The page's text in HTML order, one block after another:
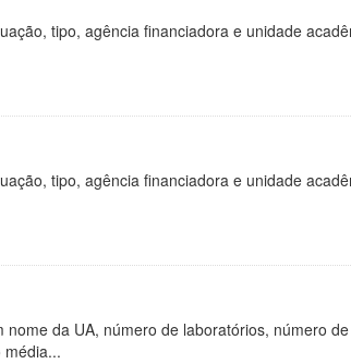
tipo, agência financiadora e unidade
tipo, agência financiadora e unidade
da UA, número de laboratórios, número de
média...